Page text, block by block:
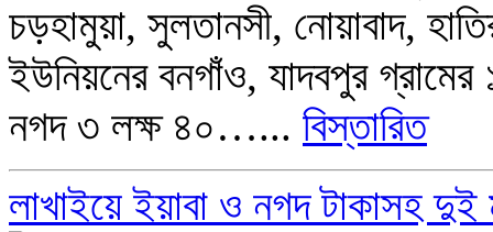
চড়হামুয়া, সুলতানসী, নোয়াবাদ,
ইউনিয়নের বনগাঁও, যাদবপুর
নগদ ৩ লক্ষ ৪০…... বিস্তারিত
লাখাইয়ে ইয়াবা ও নগদ টাকাসহ